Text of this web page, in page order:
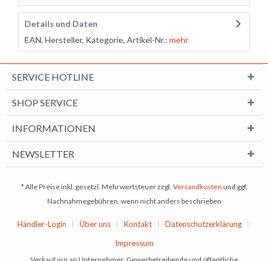
Details und Daten
EAN, Hersteller, Kategorie, Artikel-Nr.: mehr
SERVICE HOTLINE
SHOP SERVICE
INFORMATIONEN
NEWSLETTER
* Alle Preise inkl. gesetzl. Mehrwertsteuer zzgl. Versandkosten und ggf.
Nachnahmegebühren, wenn nicht anders beschrieben
Händler-Login Über uns Kontakt
Datenschutzerklärung
Impressum